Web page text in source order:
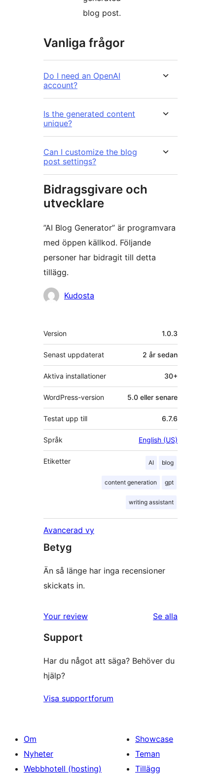
blog post.
Vanliga frågor
Do I need an OpenAI
account?
Is the generated content
unique?
Can I customize the blog
post settings?
Bidragsgivare och
utvecklare
”AI Blog Generator” är programvara
med öppen källkod. Följande
personer har bidragit till detta
tillägg.
Bidragande
Kudosta
Meta
Version 1.0.3
Senast uppdaterat 2 år sedan
Aktiva installationer 30+
WordPress-version 5.0 eller senare
Testat upp till 6.7.6
Språk English (US)
Etiketter AI blog
content generation gpt
writing assistant
Avancerad vy
Betyg
Än så länge har inga recensioner
skickats in.
Your review
Se alla
Support
Har du något att säga? Behöver du
hjälp?
Visa supportforum
Om
Nyheter
Webbhotell (hosting)
Showcase
Teman
Tillägg